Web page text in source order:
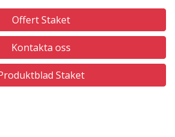
staketmodeller. Alla våra
standardgrindar går att få i
staketutförande. Våra
och underhållsfria.
Kontakta oss för mer
information
Hos Accessa är du alltid